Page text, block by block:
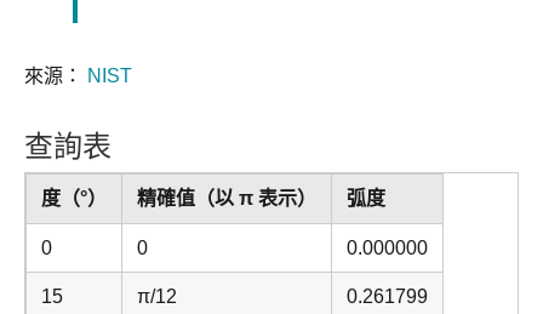
來源： NIST
查詢表
度（°） 精確值（以 π 表示） 弧度
0 0 0.000000
15 π/12 0.261799